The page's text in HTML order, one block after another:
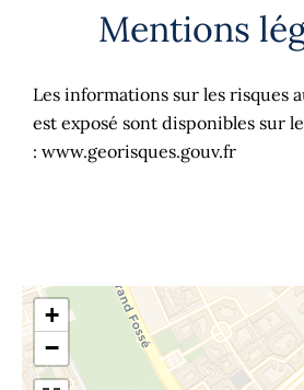
Mentions
Les informations sur les risques
est exposé sont disponibles sur
: www.georisques.gouv.fr
+
−